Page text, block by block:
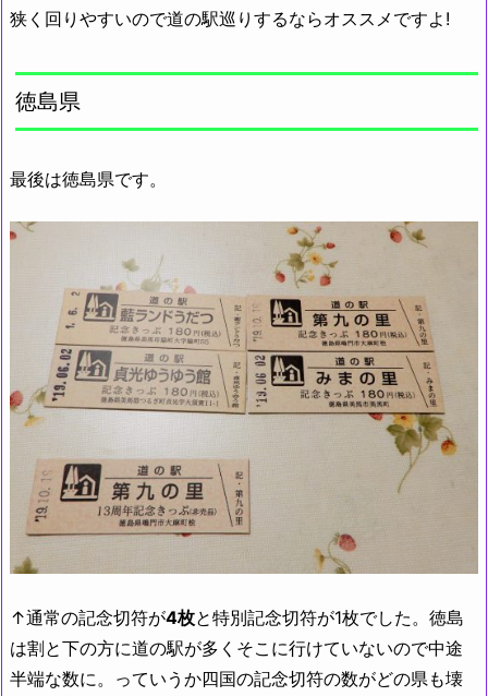
狭く回りやすいので道の駅巡りするならオススメですよ!
徳島県
最後は徳島県です。
↑通常の記念切符が4枚と特別記念切符が1枚でした。徳島
は割と下の方に道の駅が多くそこに行けていないので中途
半端な数に。っていうか四国の記念切符の数がどの県も壊